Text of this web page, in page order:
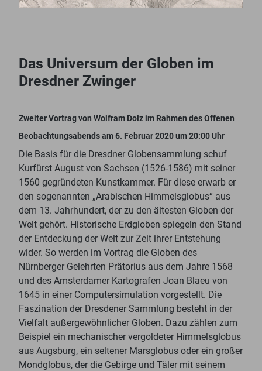
Das Universum der Globen im
Dresdner Zwinger
Zweiter Vortrag von Wolfram Dolz im Rahmen des Offenen
Beobachtungsabends am 6. Februar 2020 um 20:00 Uhr
Die Basis für die Dresdner Globensammlung schuf
Kurfürst August von Sachsen (1526-1586) mit seiner
1560 gegründeten Kunstkammer. Für diese erwarb er
den sogenannten „Arabischen Himmelsglobus“ aus
dem 13. Jahrhundert, der zu den ältesten Globen der
Welt gehört. Historische Erdgloben spiegeln den Stand
der Entdeckung der Welt zur Zeit ihrer Entstehung
wider. So werden im Vortrag die Globen des
Nürnberger Gelehrten Prätorius aus dem Jahre 1568
und des Amsterdamer Kartografen Joan Blaeu von
1645 in einer Computersimulation vorgestellt. Die
Faszination der Dresdener Sammlung besteht in der
Vielfalt außergewöhnlicher Globen. Dazu zählen zum
Beispiel ein mechanischer vergoldeter Himmelsglobus
aus Augsburg, ein seltener Marsglobus oder ein großer
Mondglobus, der die Gebirge und Täler mit seinem